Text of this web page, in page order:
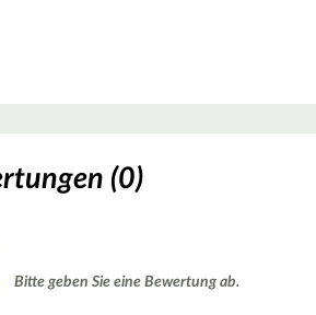
(0)
Bewertung
Bitte geben Sie eine Bewertung ab.